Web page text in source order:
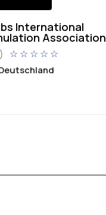
International
Association
☆ ☆ ☆ ☆ ☆